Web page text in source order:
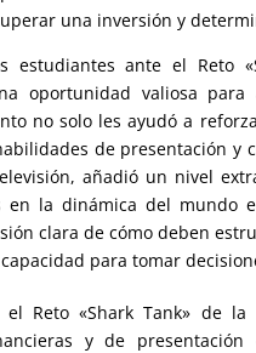
una inversión y
estudiantes ante el Reto
oportunidad valiosa
no solo les ayudó a
de presentación y
añadió un nivel
en la dinámica del mundo
clara de cómo deben
para tomar
el Reto «Shark Tank» de
y de